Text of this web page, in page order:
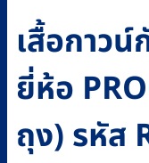
เสื้อกาว
ยี่ห้อ
ถุง) รหัส